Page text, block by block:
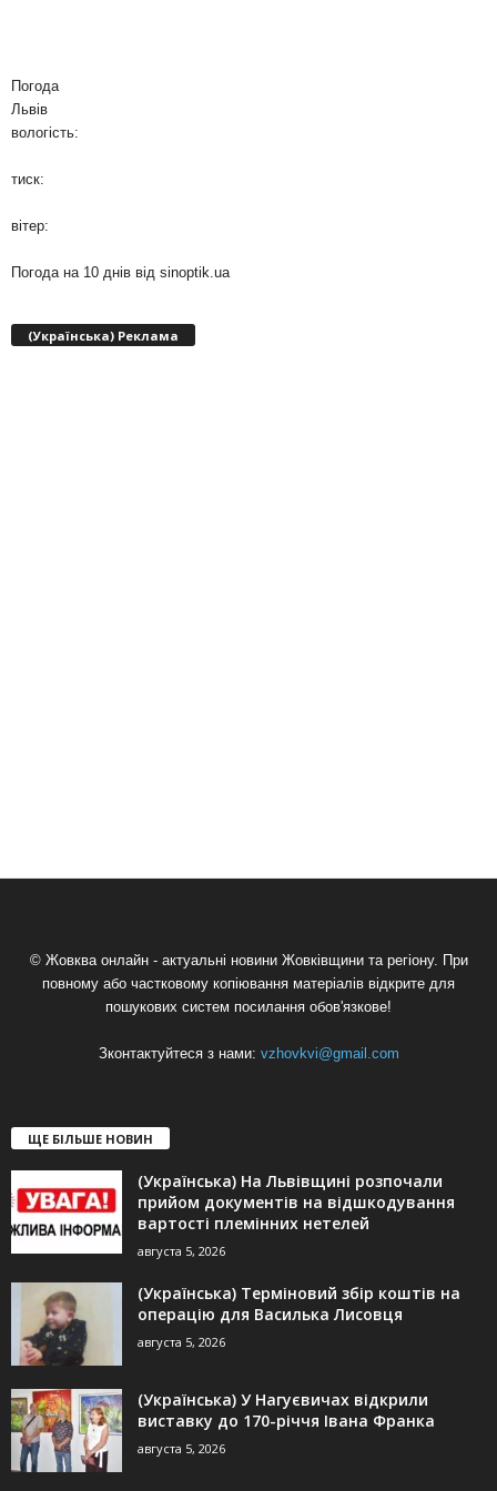
Погода
Львів
вологість:
тиск:
вітер:
Погода на 10 днів від sinoptik.ua
(Українська) Реклама
© Жовква онлайн - актуальні новини Жовківщини та регіону. При
повному або частковому копіювання матеріалів відкрите для
пошукових систем посилання обов'язкове!
Зконтактуйтеся з нами: vzhovkvi@gmail.com
ЩЕ БІЛЬШЕ НОВИН
(Українська) На Львівщині розпочали
прийом документів на відшкодування
вартості племінних нетелей
августа 5, 2026
(Українська) Терміновий збір коштів на
операцію для Василька Лисовця
августа 5, 2026
(Українська) У Нагуєвичах відкрили
виставку до 170-річчя Івана Франка
августа 5, 2026